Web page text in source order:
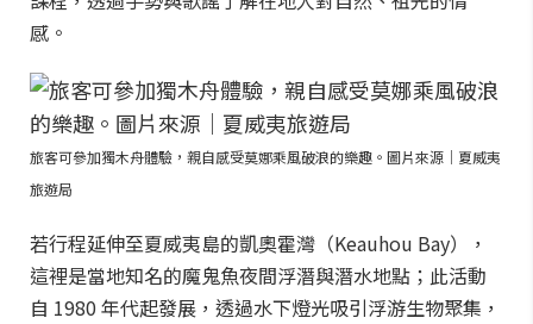
感。
旅客可參加獨木舟體驗，親自感受莫娜乘風破浪的樂趣。圖片來源｜夏威夷
旅遊局
若行程延伸至夏威夷島的凱奧霍灣（Keauhou Bay），
這裡是當地知名的魔鬼魚夜間浮潛與潛水地點；此活動
自 1980 年代起發展，透過水下燈光吸引浮游生物聚集，